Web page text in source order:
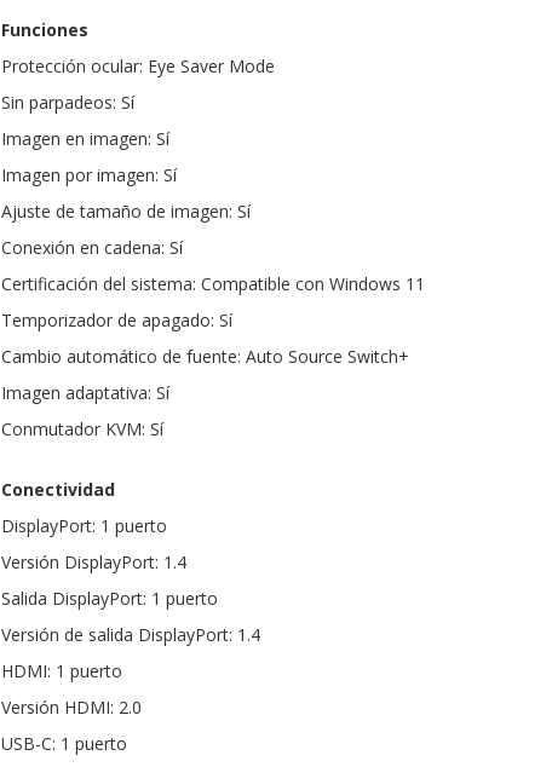
Funciones
Protección ocular: Eye Saver Mode
Sin parpadeos: Sí
Imagen en imagen: Sí
Imagen por imagen: Sí
Ajuste de tamaño de imagen: Sí
Conexión en cadena: Sí
Certificación del sistema: Compatible con Windows 11
Temporizador de apagado: Sí
Cambio automático de fuente: Auto Source Switch+
Imagen adaptativa: Sí
Conmutador KVM: Sí
Conectividad
DisplayPort: 1 puerto
Versión DisplayPort: 1.4
Salida DisplayPort: 1 puerto
Versión de salida DisplayPort: 1.4
HDMI: 1 puerto
Versión HDMI: 2.0
USB-C: 1 puerto